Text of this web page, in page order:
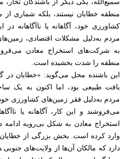
سمیع‌الله، یکی دیگر از باشندگان
منطقه خطایان نیستند، بلکه شماری
کشاورزی خود، آگاهانه یا ناآگاهانه
مردم به‌دلیل مشکلات اقتصادی،
به شرکت‌های استخراج معادن
منطقه را شدت بخشیده است.
این باشنده محل می‌گوید: «خطایان
بافت طبیعی بود، اما اکنون به یک
مردم به‌دلیل فقر زمین‌های کشاورزی
می‌فروشند و این کار، آگاهانه یا
استخراج معادن به شکل بی‌رویه
وارد کرده است. بخش بزرگی از خطایان
دارد که مالکان آن‌ها از ولایت‌های